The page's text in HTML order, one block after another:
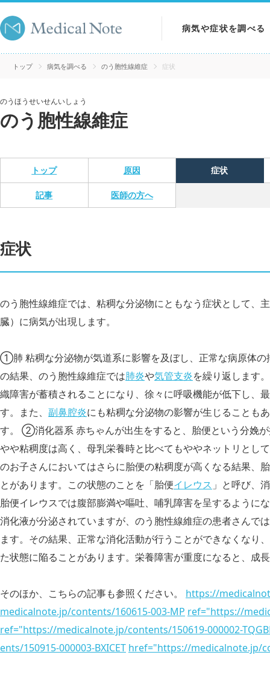
病気や症状を調べる
病気を調べる
トップ 病気を調べる のう胞性線維症 症状
のうほうせいせんいしょう
のう胞性線維症
トップ 原因 症状
記事 医師の方へ
症状
のう胞性線維症では、粘稠な分泌物にともなう症状として、
臓）に病気が出現します。
①肺 粘稠な分泌物が気道系に影響を及ぼし、正常な病原体の
の結果、のう胞性線維症では肺炎や気管支炎を繰り返します
織障害が蓄積されることになり、徐々に呼吸機能が低下し、
す。また、 副鼻腔炎にも粘稠な分泌物の影響が生じることも
す。 ②消化器系 赤ちゃんが出生をすると、胎便という分娩
やや粘稠度は高く、母乳栄養時と比べてもややネットリとし
のお子さんにおいてはさらに胎便の粘稠度が高くなる結果、
とがあります。この状態のことを「胎便イレウス 」と呼び、
胎便イレウスでは腹部膨満や嘔吐、哺乳障害を呈するように
消化液が分泌されていますが、のう胞性線維症の患者さんで
ます。その結果、正常な消化活動が行うことができなくなり
た状態に陥ることがあります。栄養障害が重度になると、成
そのほか、こちらの記事も参照ください。 https://
medicalnote.jp/contents/160615-003-MP ref="https://
ref="https://medicalnote.jp/contents/150619-000002-
ents/150915-000003-BXICET href="https://medicalnote.jp/